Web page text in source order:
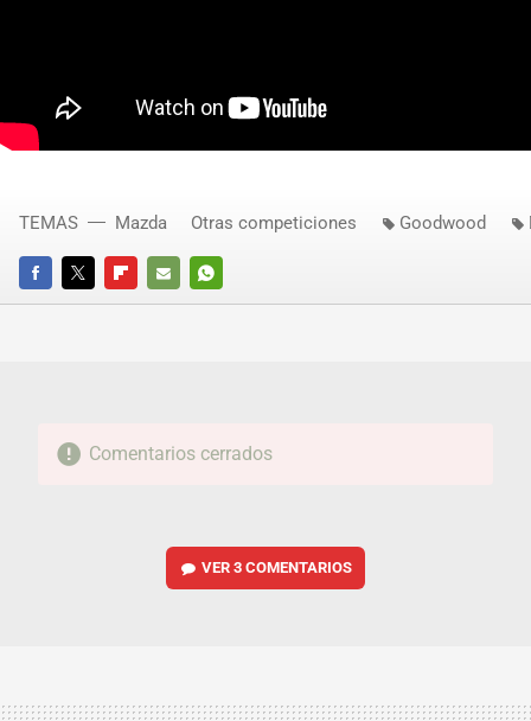
FACEBOOKTWITTERFLIPBOARD
E-
WHATSAPP
TEMAS Mazda Otras competiciones Goodwood
Comentarios cerrados
VER3 COMENTARIOS